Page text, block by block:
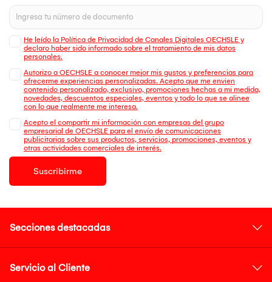
He leído la Política de Privacidad de Canales Digitales OECHSLE y
declaro haber sido informado sobre el tratamiento de mis datos
personales.
Autorizo a OECHSLE a conocer mejor mis gustos y preferencias para
ofrecerme experiencias personalizadas. Acepto que me envien
contenido personalizado, exclusivo, promociones hechas a mi medida,
novedades, descuentos especiales, eventos y todo lo que se alinee
con lo que realmente me interesa.
Acepto el compartir mi información con empresas del grupo
empresarial de OECHSLE para el envío de comunicaciones
publicitarias sobre sus productos, servicios, promociones, eventos y
otras actividades comerciales de interés.
Suscribirme
Secciones destacadas
Servicio al Cliente